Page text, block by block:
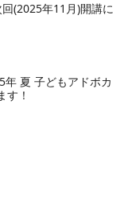
(2025年11月)開講に
夏 子どもアドボカ
す！